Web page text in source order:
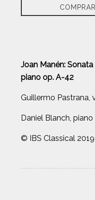
COMPRAR
Joan Manén:
piano op. A-42
Guillermo Pastrana,
Daniel Blanch, piano
© IBS Classical 2019